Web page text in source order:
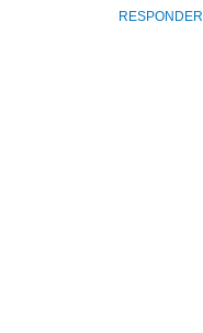
RESPONDER